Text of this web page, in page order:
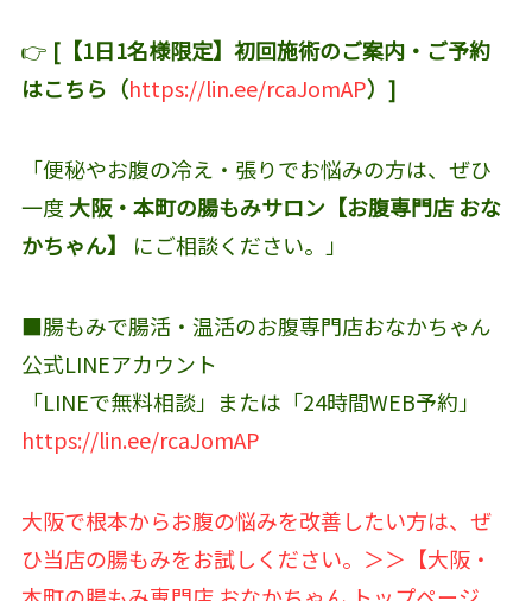
👉 [【1日1名様限定】初回施術のご案内・ご予約
はこちら（https://lin.ee/rcaJomAP）]
「便秘やお腹の冷え・張りでお悩みの方は、ぜひ
一度 大阪・本町の腸もみサロン【お腹専門店 おな
かちゃん】
にご相談ください。」
■腸もみで腸活・温活のお腹専門店おなかちゃん
公式LINEアカウント‬
「LINEで無料相談」または「24時間WEB予約」
https://lin.ee/rcaJomAP
大阪で根本からお腹の悩みを改善したい方は、ぜ
ひ当店の腸もみをお試しください。＞＞【大阪・